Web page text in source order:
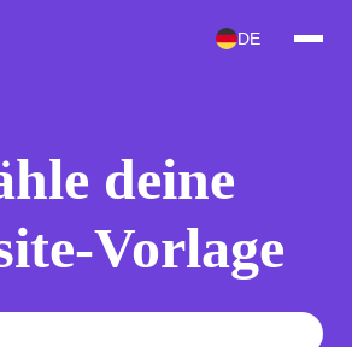
DE
deine
Vorlage